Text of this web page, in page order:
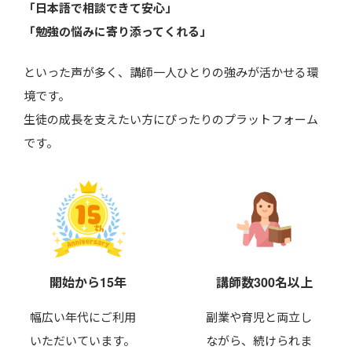
「日本語で相談できて安心」
「勉強の悩みに寄り添ってくれる」
といった声が多く、講師一人ひとりの強みが活かせる環
境です。
生徒の成長を支えたい方にぴったりのプラットフォーム
です。
開始から15年
幅広い年代にご利用
いただいています。
講師数300名以上
副業や育児と両立し
ながら、 続けられま